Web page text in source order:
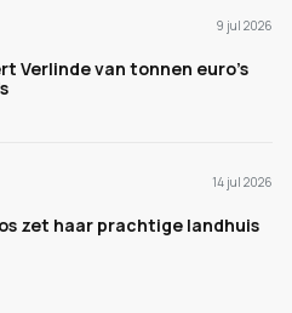
9 jul 2026
Verlinde van tonnen euro's
14 jul 2026
zet haar prachtige landhuis